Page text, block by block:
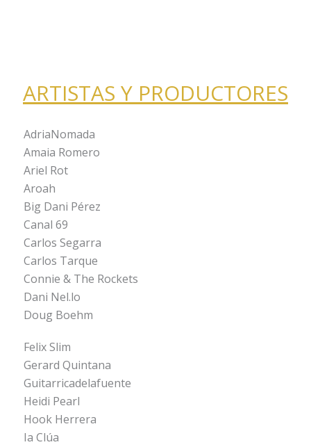
ARTISTAS Y PRODUCTORES
AdriaNomada
Amaia Romero
Ariel Rot
Aroah
Big Dani Pérez
Canal 69
Carlos Segarra
Carlos Tarque
Connie & The Rockets
Dani Nel.lo
Doug Boehm
Felix Slim
Gerard Quintana
Guitarricadelafuente
Heidi Pearl
Hook Herrera
Ia Clúa